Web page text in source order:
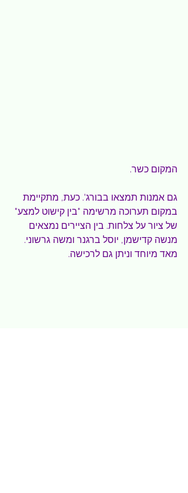
המקום כשר.
גם אמנות תמצאו בבורג'. כעת, מתקיימת
במקום תערוכה מרשימה "בין קישוט למצע"
של ציור על צלחות. בין הציירים נמצאים
מנשה קדישמן, יוסל ברגנר ומשה גרשוני.
מאד מיוחד וניתן גם לרכישה.